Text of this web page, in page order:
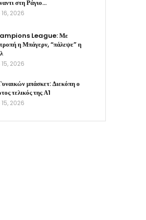
στη Ράγιο…
2026
League: Με
η Μπάγερν, “πάλεψε” η
2026
μπάσκετ: Διεκόπη ο
τελικός της Α1
2026